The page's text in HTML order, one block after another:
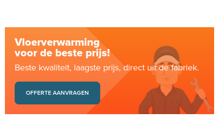
Vloerverwarming
voor de beste prijs!
Beste kwaliteit, laagste prijs, direct uit de fabriek.
OFFERTE AANVRAGEN